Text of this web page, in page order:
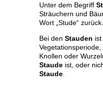
Unter dem Begriff
Sträuchern und
Wort „Stude“ zurück.
Bei den Stauden
Knollen oder
Staude ist, oder
Staude